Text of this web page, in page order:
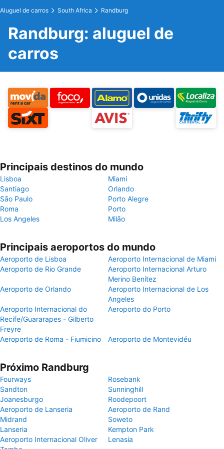
Aluguel de carros South Africa Randburg
Randburg: aluguel de
carros
Principais destinos do mundo
Lisboa
Miami
Santiago
Orlando
São Paulo
Porto Alegre
Roma
Porto
Los Angeles
Milão
Principais aeroportos do mundo
Aeroporto de Lisboa
Aeroporto Internacional de Miami
Aeroporto de Rio Grande
Aeroporto Internacional Arturo
Merino Benítez
Aeroporto de Orlando
Aeroporto Internacional de Los
Angeles
Aeroporto Internacional do
Recife/Guararapes - Gilberto
Freyre
Aeroporto do Porto
Aeroporto de Roma - Fiumicino Aeroporto de Montevidéu
Próximo Randburg
Fourways
Rosebank
Sandton
Sunninghill
Joanesburgo
Roodepoort
Aeroporto de Lanseria
Aeroporto de Rand
Midrand
Soweto
Lanseria
Kempton Park
Aeroporto Internacional Oliver
Lenasia